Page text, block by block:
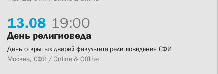
13.08 19:00
День религиоведа
День открытых дверей факультета религиоведения СФИ
Москва, СФИ / Online & Offline